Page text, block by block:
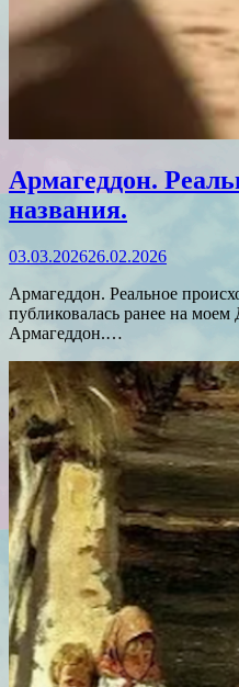
Армагеддон.
названия.
03.03.202626.02.2026
Армагеддон. Реальное
публиковалась ранее на
Армагеддон.…